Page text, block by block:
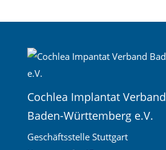
Cochlea Implantat Verband
Baden-Württemberg e.V.
Geschäftsstelle Stuttgart